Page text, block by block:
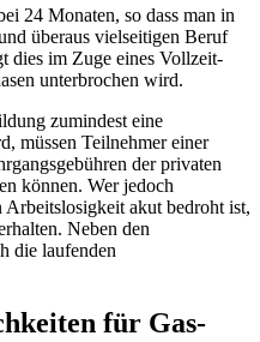
24 Monaten, so dass man in
überaus vielseitigen Beruf
dies im Zuge eines Vollzeit-
unterbrochen wird.
zumindest eine
müssen Teilnehmer einer
der privaten
können. Wer jedoch
akut bedroht ist,
Neben den
die laufenden
für Gas-